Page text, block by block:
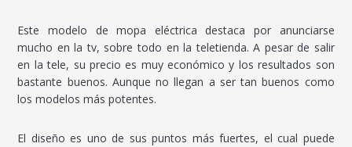
Este modelo de mopa eléctrica destaca por anunciarse
mucho en la tv, sobre todo en la teletienda. A pesar de salir
en la tele, su precio es muy económico y los resultados son
bastante buenos. Aunque no llegan a ser tan buenos como
los modelos más potentes.
El diseño es uno de sus puntos más fuertes, el cual puede